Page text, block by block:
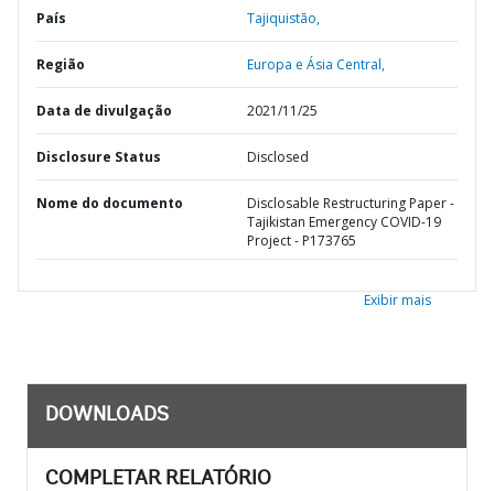
País Tajiquistão,
Região Europa e Ásia Central,
Data de divulgação 2021/11/25
Disclosure Status Disclosed
Nome do documento
Disclosable Restructuring Paper -
Tajikistan Emergency COVID-19
Project - P173765
Exibir mais
DOWNLOADS
COMPLETAR RELATÓRIO